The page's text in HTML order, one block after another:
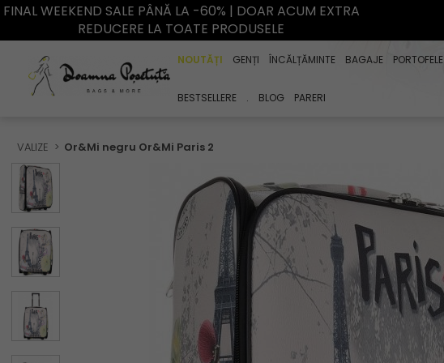
FINAL WEEKEND SALE PÂNĂ LA -60% | DOAR ACUM EXTRA
REDUCERE LA TOATE PRODUSELE
NOUTĂȚI GENȚI ÎNCĂLȚĂMINTE BAGAJE PORTOFELE
BESTSELLERE . BLOG PARERI
VALIZE Or&Mi negru Or&Mi Paris 2